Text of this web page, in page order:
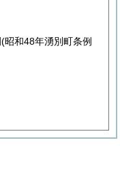
(昭和48年湧別町条例